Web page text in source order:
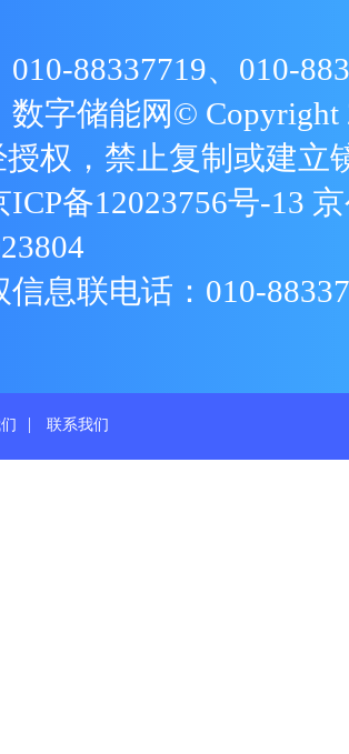
88337719、010-
数字储能网© Copyright
授权，禁止复制或建立
ICP备12023756号-13
息联电话：010-
| 联系我们